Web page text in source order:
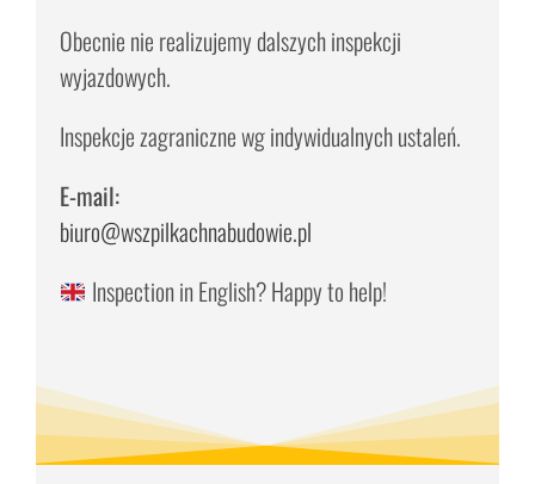
Obecnie nie realizujemy dalszych inspekcji
wyjazdowych.
Inspekcje zagraniczne wg indywidualnych ustaleń.
E-mail:
biuro@wszpilkachnabudowie.pl
Inspection in English? Happy to help!